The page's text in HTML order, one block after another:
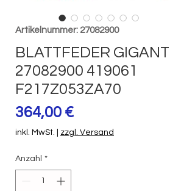
Artikelnummer: 27082900
BLATTFEDER GIGANT
27082900 419061
F217Z053ZA70
364,00 €Preis
inkl. MwSt. zzgl. Versand
Anzahl *